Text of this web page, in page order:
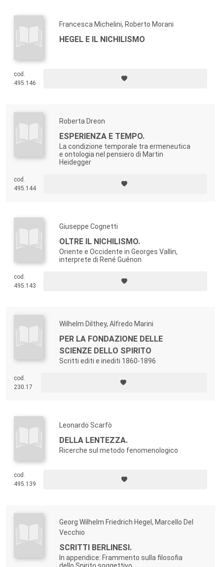
Francesca Michelini, Roberto Morani
HEGEL E IL NICHILISMO
cod.
495.146
Roberta Dreon
ESPERIENZA E TEMPO.
La condizione temporale tra ermeneutica
e ontologia nel pensiero di Martin
Heidegger
cod.
495.144
Giuseppe Cognetti
OLTRE IL NICHILISMO.
Oriente e Occidente in Georges Vallin,
interprete di René Guénon
cod.
495.143
Wilhelm Dilthey, Alfredo Marini
PER LA FONDAZIONE DELLE
SCIENZE DELLO SPIRITO
Scritti editi e inediti 1860-1896
cod.
230.17
Leonardo Scarfò
DELLA LENTEZZA.
Ricerche sul metodo fenomenologico
cod.
495.139
Georg Wilhelm Friedrich Hegel, Marcello Del
Vecchio
SCRITTI BERLINESI.
In appendice: Frammento sulla filosofia